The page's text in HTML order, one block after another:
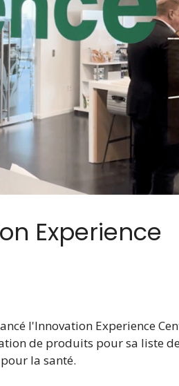
Experience
l'Innovation Experience
de produits pour sa liste
la santé.